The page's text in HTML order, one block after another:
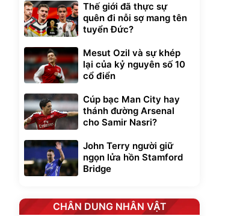
Thế giới đã thực sự
quên đi nỗi sợ mang tên
tuyển Đức?
Mesut Ozil và sự khép
lại của kỷ nguyên số 10
cổ điển
Cúp bạc Man City hay
thánh đường Arsenal
cho Samir Nasri?
John Terry người giữ
ngọn lửa hồn Stamford
Bridge
CHÂN DUNG NHÂN VẬT